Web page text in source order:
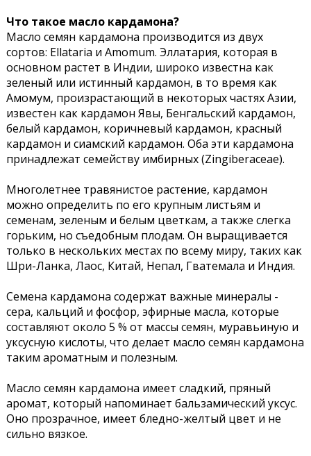
Что такое масло кардамона?
Масло семян кардамона производится из двух
сортов: Ellataria и Amomum. Эллатария, которая в
основном растет в Индии, широко известна как
зеленый или истинный кардамон, в то время как
Амомум, произрастающий в некоторых частях Азии,
известен как кардамон Явы, Бенгальский кардамон,
белый кардамон, коричневый кардамон, красный
кардамон и сиамский кардамон. Оба эти кардамона
принадлежат семейству имбирных (Zingiberaceae).
Многолетнее травянистое растение, кардамон
можно определить по его крупным листьям и
семенам, зеленым и белым цветкам, а также слегка
горьким, но съедобным плодам. Он выращивается
только в нескольких местах по всему миру, таких как
Шри-Ланка, Лаос, Китай, Непал, Гватемала и Индия.
Семена кардамона содержат важные минералы -
сера, кальций и фосфор, эфирные масла, которые
составляют около 5 % от массы семян, муравьиную и
уксусную кислоты, что делает масло семян кардамона
таким ароматным и полезным.
Масло семян кардамона имеет сладкий, пряный
аромат, который напоминает бальзамический уксус.
Оно прозрачное, имеет бледно-желтый цвет и не
сильно вязкое.